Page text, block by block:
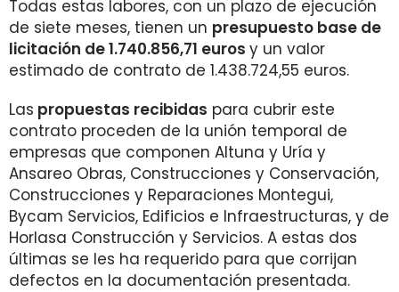
Todas estas labores, con un plazo de ejecución
de siete meses, tienen un presupuesto base de
licitación de 1.740.856,71 euros y un valor
estimado de contrato de 1.438.724,55 euros.
Las propuestas recibidas para cubrir este
contrato proceden de la unión temporal de
empresas que componen Altuna y Uría y
Ansareo Obras, Construcciones y Conservación,
Construcciones y Reparaciones Montegui,
Bycam Servicios, Edificios e Infraestructuras, y de
Horlasa Construcción y Servicios. A estas dos
últimas se les ha requerido para que corrijan
defectos en la documentación presentada.